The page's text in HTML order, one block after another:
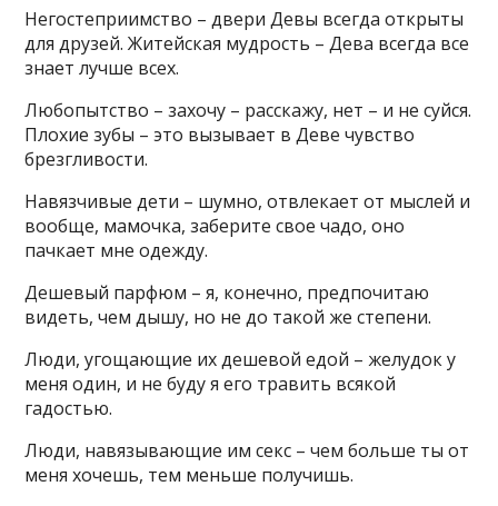
Негостеприимство – двери Девы всегда открыты
для друзей. Житейская мудрость – Дева всегда все
знает лучше всех.
Любопытство – захочу – расскажу, нет – и не суйся.
Плохие зубы – это вызывает в Деве чувство
брезгливости.
Навязчивые дети – шумно, отвлекает от мыслей и
вообще, мамочка, заберите свое чадо, оно
пачкает мне одежду.
Дешевый парфюм – я, конечно, предпочитаю
видеть, чем дышу, но не до такой же степени.
Люди, угощающие их дешевой едой – желудок у
меня один, и не буду я его травить всякой
гадостью.
Люди, навязывающие им секс – чем больше ты от
меня хочешь, тем меньше получишь.